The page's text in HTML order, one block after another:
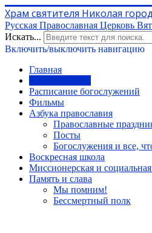
Храм святителя Николая
Русская Православная Церковь
Искать...
Включить/выключить навигацию
Главная
Расписание богослужений
Фильмы
Азбука православия
Православные
Посты
Богослужения и все,
Воскресная школа
Миссионерская и социальная
Память и слава
Мы помним!
Бессмертный полк